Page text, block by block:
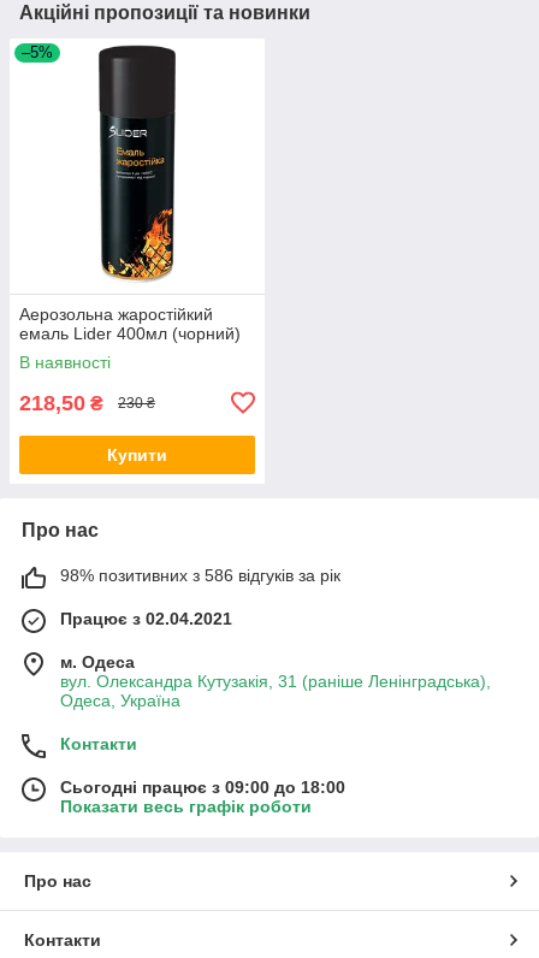
Акційні пропозиції та новинки
–5%
Аерозольна жаростійкий
емаль Lider 400мл (чорний)
В наявності
218,50 ₴ 230 ₴
Купити
Про нас
98% позитивних з 586 відгуків за рік
Працює з 02.04.2021
м. Одеса
вул. Олександра Кутузакія, 31 (раніше Ленінградська),
Одеса, Україна
Контакти
Сьогодні працює з 09:00 до 18:00
Показати весь графік роботи
Про нас
Контакти